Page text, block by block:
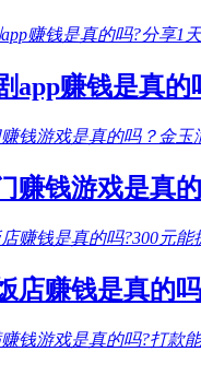
app赚钱是真的
赚钱游戏是真
店赚钱是真的